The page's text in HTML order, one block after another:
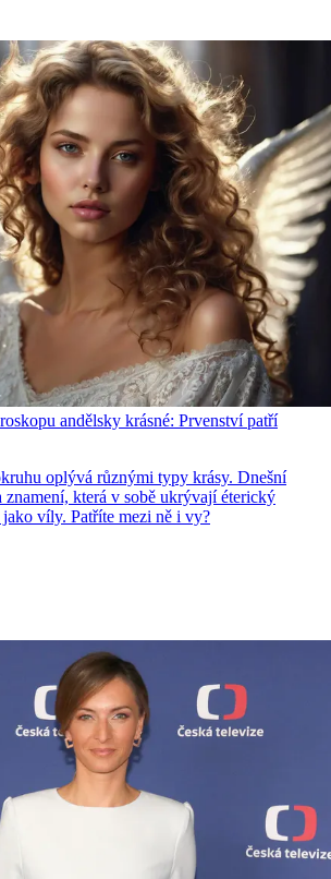
andělsky krásné: Prvenství patří
oplývá různými typy krásy. Dnešní
znamení, která v sobě ukrývají éterický
víly. Patříte mezi ně i vy?